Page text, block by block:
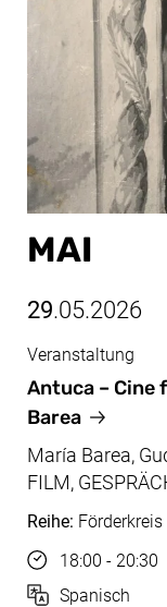
MAI
29.05.2026
Mai,
Antuca – Cine
Barea
Veranstaltung
María Barea,
FILM,
Reihe: Förderkreis
Uhrzeit
18:00 - 20:30
Sprache
Spanisch